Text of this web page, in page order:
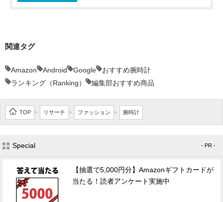
関連タグ
Amazon Android Google
おすすめ腕時計
ランキング（Ranking）
編集部おすすめ商品
TOP > リサーチ > ファッション > 腕時計
Special - PR -
【抽選で5,000円分】Amazonギフトカードが
当たる！読者アンケート実施中